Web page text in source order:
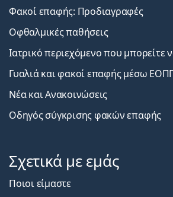
Φακοί επαφής: Προδιαγραφές
Οφθαλμικές παθήσεις
Ιατρικό περιεχόμενο που μπορείτε
Γυαλιά και φακοί επαφής μέσω
Νέα και Ανακοινώσεις
Οδηγός σύγκρισης φακών επαφής
Σχετικά με εμάς
Ποιοι είμαστε